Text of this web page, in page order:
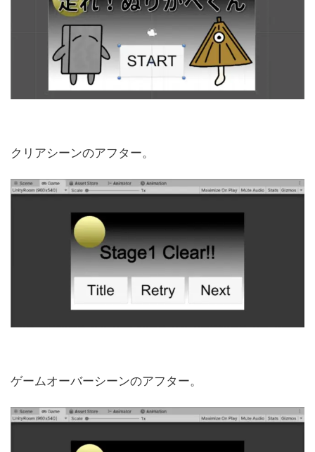
クリアシーンのアフター。
ゲームオーバーシーンのアフター。